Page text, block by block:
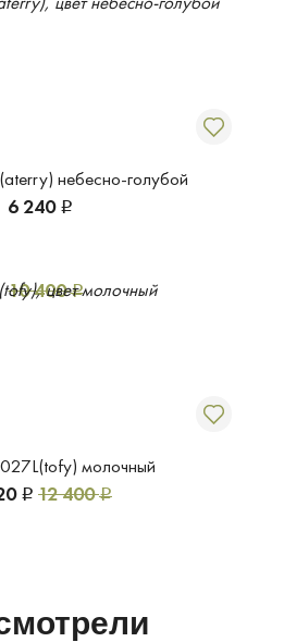
небесно-голубой
6 240 Р
10 400Р
молочный
Р 12 400Р